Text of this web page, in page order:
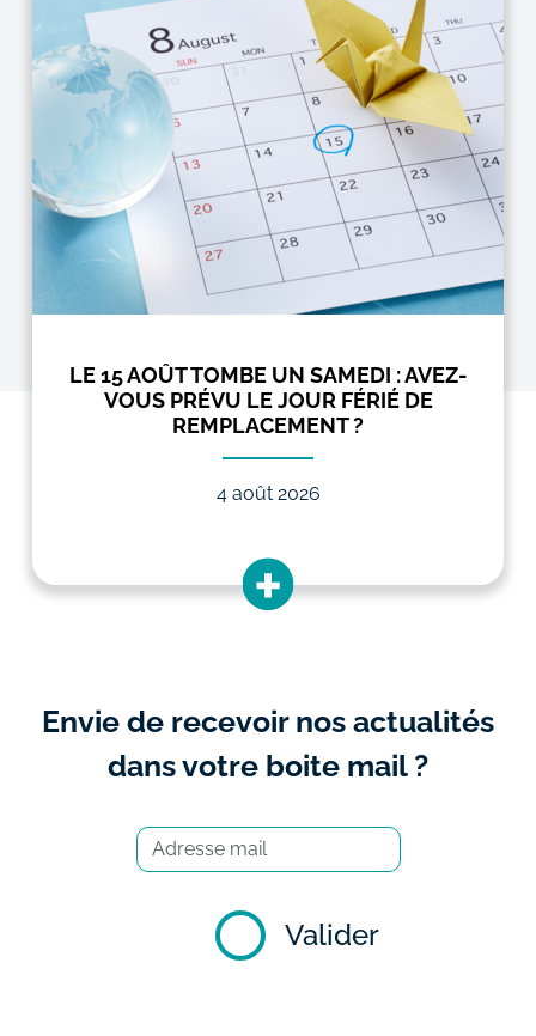
LE 15 AOÛT TOMBE UN SAMEDI : AVEZ-
VOUS PRÉVU LE JOUR FÉRIÉ DE
REMPLACEMENT ?
4 août 2026
Envie de recevoir nos actualités
dans votre boite mail ?
Valider